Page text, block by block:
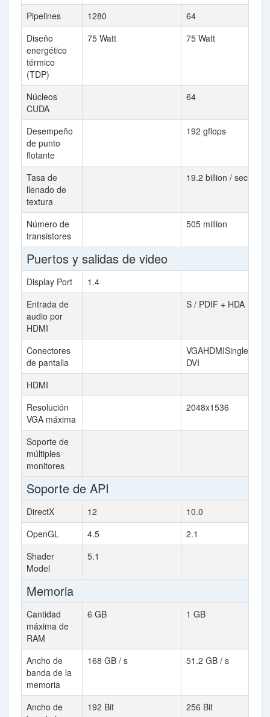
Pipelines 1280
64
Diseño
energético
térmico
(TDP)
75 Watt 75 Watt
Núcleos
CUDA
64
Desempeño
de punto
flotante
192 gflops
Tasa de
llenado de
textura
19.2 billion / sec
Número de
transistores
505 million
Puertos y salidas de video
Display Port
1.4
Entrada de
audio por
HDMI
S / PDIF + HDA
Conectores
de pantalla
VGAHDMISingle Link
DVI
HDMI
Resolución
VGA máxima
2048x1536
Soporte de
múltiples
monitores
Soporte de API
DirectX 12
10.0
OpenGL
4.5
2.1
Shader
Model
5.1
Memoria
Cantidad
máxima de
RAM
6 GB 1 GB
Ancho de
banda de la
memoria
168 GB / s 51.2 GB / s
Ancho de
192 Bit 256 Bit